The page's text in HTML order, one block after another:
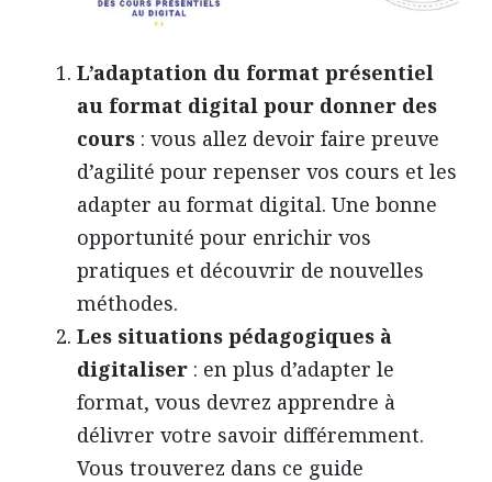
L’adaptation du format présentiel
au format digital pour donner des
cours : vous allez devoir faire preuve
d’agilité pour repenser vos cours et les
adapter au format digital. Une bonne
opportunité pour enrichir vos
pratiques et découvrir de nouvelles
méthodes.
Les situations pédagogiques à
digitaliser : en plus d’adapter le
format, vous devrez apprendre à
délivrer votre savoir différemment.
Vous trouverez dans ce guide